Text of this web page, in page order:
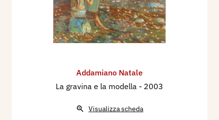
Addamiano Natale
La gravina e la modella - 2003
Visualizza scheda